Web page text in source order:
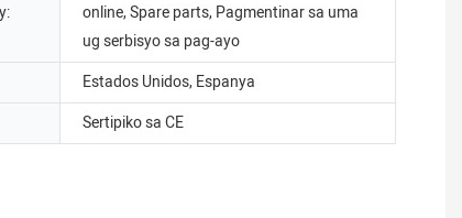
online, Spare parts, Pagmentinar sa uma
ug serbisyo sa pag-ayo
Estados Unidos, Espanya
Sertipiko sa CE